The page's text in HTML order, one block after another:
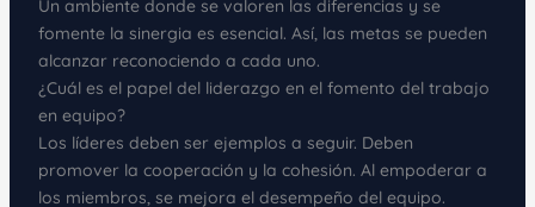
Un ambiente donde se valoren las diferencias y se
fomente la sinergia es esencial. Así, las metas se pueden
alcanzar reconociendo a cada uno.
¿Cuál es el papel del liderazgo en el fomento del trabajo
en equipo?
Los líderes deben ser ejemplos a seguir. Deben
promover la cooperación y la cohesión. Al empoderar a
los miembros, se mejora el desempeño del equipo.